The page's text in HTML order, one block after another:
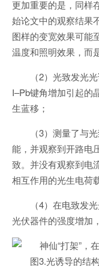
更加重要的是，同样
始论文中的观察结果
图样的变宽效果可能
温度和照明效果，而
（2）光致发光
I–Pb键角增加引起的
生蓝移；
（3）测量了与
能，并观察到开路电
致。并没有观察到电
相互作用的光生电荷
（4）在电致发
光伏器件的强度增加
图3.光诱导的结